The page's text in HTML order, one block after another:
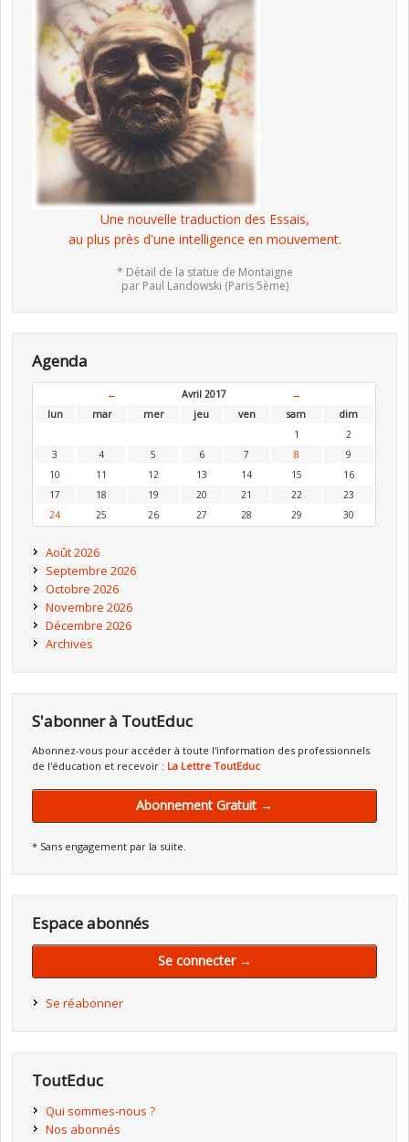
Une nouvelle traduction des Essais,
au plus près d'une intelligence en mouvement.
* Détail de la statue de Montaigne
par Paul Landowski (Paris 5ème)
Agenda
← Avril 2017
→
lun
mar mer jeu ven sam
dim
1
2
3
4 5 6 7 8
9
10
11 12 13 14 15
16
17
18 19 20 21 22
23
24
25 26 27 28 29 30
Août 2026
Septembre 2026
Octobre 2026
Novembre 2026
Décembre 2026
Archives
S'abonner à ToutEduc
Abonnez-vous pour accéder à toute l'information des professionnels
de l'éducation et recevoir : La Lettre ToutEduc
Abonnement Gratuit →
* Sans engagement par la suite.
Espace abonnés
Se connecter →
Se réabonner
ToutEduc
Qui sommes-nous ?
Nos abonnés